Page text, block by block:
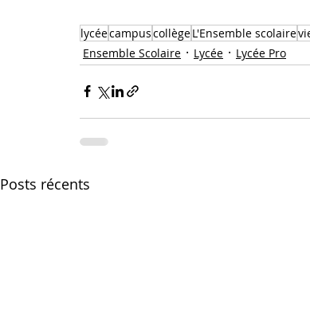
lycéecampuscollègeL'Ensemble scolaire
Ensemble Scolaire
Lycée Lycée Pro
Posts récents